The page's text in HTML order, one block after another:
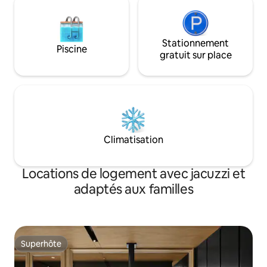
Piscine
Stationnement
gratuit sur place
Climatisation
Locations de logement avec jacuzzi et
adaptés aux familles
Superhôte
Superhôte